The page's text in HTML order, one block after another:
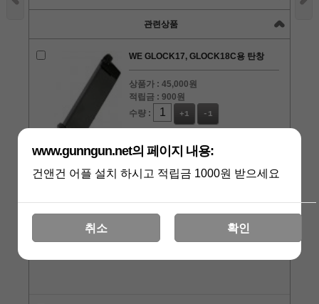
관련상품
WE GLOCK17, GLOCK18C용 탄창
상품가 :45,000원
적립금 :900원
수량 :
+1 -1
WE GLOCK17, GLOCK18C용 CO2 탄
상품가 :
66,000원
www.gunngun.net의 페이지 내용:
건앤건 어플 설치 하시고 적립금 1000원 받으세요
취소 확인